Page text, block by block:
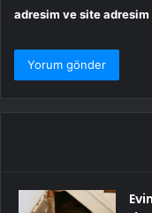
adresim ve site